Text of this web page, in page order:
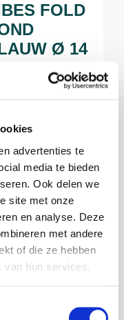
advertenties te
media te bieden
Ook delen we
site met onze
en analyse. Deze
met andere
of die ze hebben
van hun services.
FOLD
Ø 14
13 cm
1,6 liter
5,95